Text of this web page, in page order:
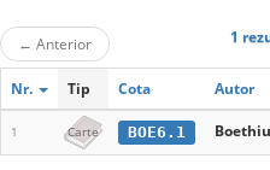
← Anterior 1
Nr. Tip Cota Autor
1 Carte BOE6.1